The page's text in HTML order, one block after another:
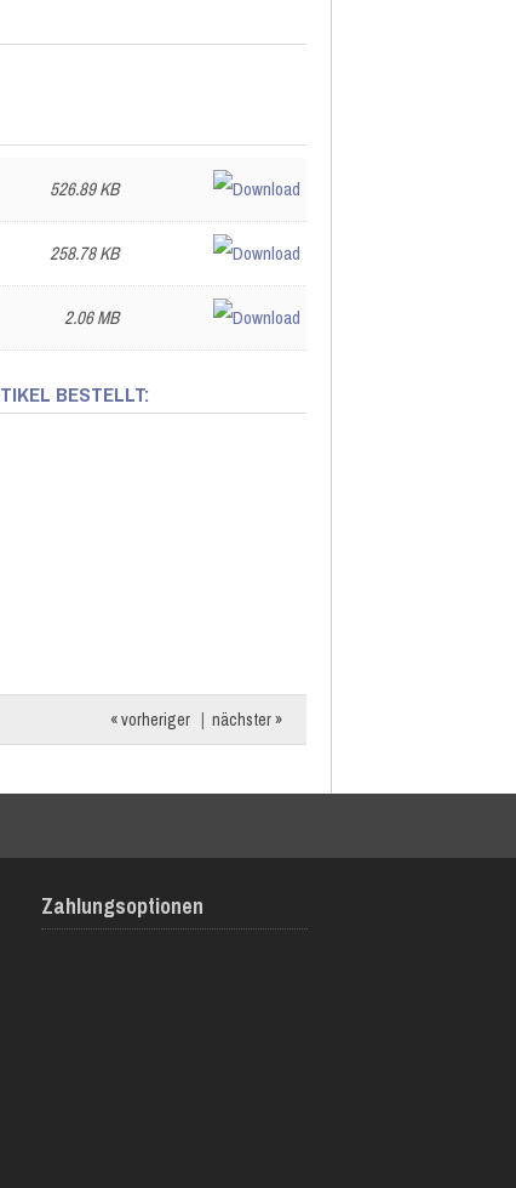
526.89 KB
258.78 KB
2.06 MB
BESTELLT:
« vorheriger | nächster »
Zahlungsoptionen